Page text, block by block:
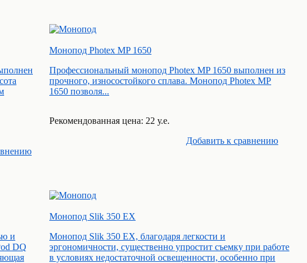
Монопод Photex MP 1650
Профессиональный монопод Photex MP 1650 выполнен из
прочного, износостойкого сплава. Монопод Photex MP
1650 позволя...
Рекомендованная цена: 22 у.е.
Добавить к cравнению
и
DQ
Монопод Slik 350 EX
Монопод Slik 350 EX, благодаря легкости и
эргономичности, существенно упростит съемку при работе
в условиях недостаточной освещенности, особенно при